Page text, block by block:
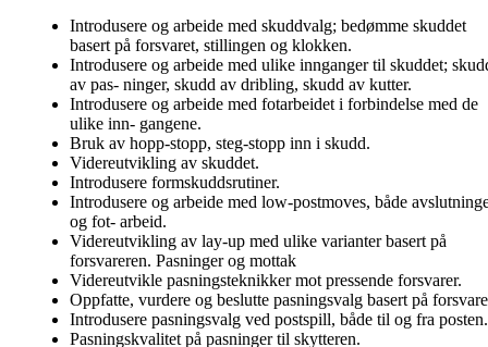
Introdusere og arbeide med skuddvalg; bedømme skuddet
basert på forsvaret, stillingen og klokken.
Introdusere og arbeide med ulike innganger til skuddet;
av pas- ninger, skudd av dribling, skudd av kutter.
Introdusere og arbeide med fotarbeidet i forbindelse med de
ulike inn- gangene.
Bruk av hopp-stopp, steg-stopp inn i skudd.
Videreutvikling av skuddet.
Introdusere formskuddsrutiner.
Introdusere og arbeide med low-postmoves, både
og fot- arbeid.
Videreutvikling av lay-up med ulike varianter basert på
forsvareren. Pasninger og mottak
Videreutvikle pasningsteknikker mot pressende forsvarer.
Oppfatte, vurdere og beslutte pasningsvalg basert på
Introdusere pasningsvalg ved postspill, både til og fra posten.
Pasningskvalitet på pasninger til skytteren.